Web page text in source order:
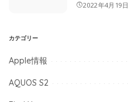
2022年4月19日
カテゴリー
Apple情報
AQUOS S2